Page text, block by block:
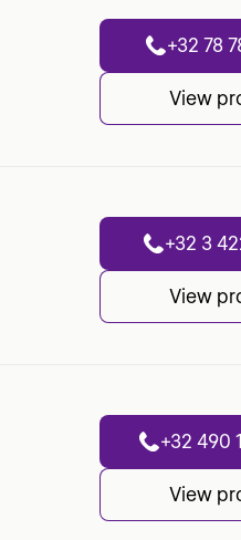
+32 78
View
+32 3
View
+32 490
View